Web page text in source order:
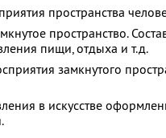
пространства
пространство.
пищи, отдыха и т.д.
замкнутого
в искусстве